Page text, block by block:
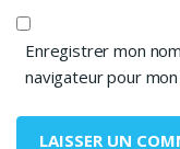
Enregistrer mon
navigateur pour